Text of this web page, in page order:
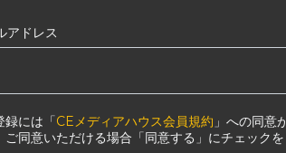
アドレス
録には「CEメディアハウス会員規約 」への同意
ご同意いただける場合「同意する」にチェック